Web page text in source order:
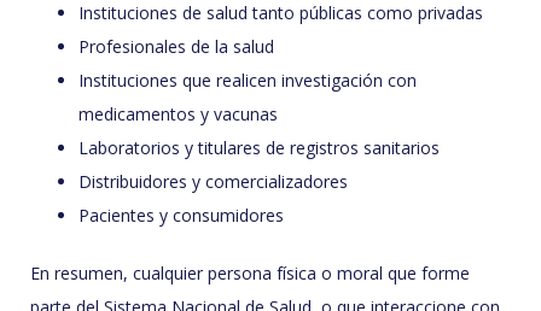
Instituciones de salud tanto públicas como privadas
Profesionales de la salud
Instituciones que realicen investigación con
medicamentos y vacunas
Laboratorios y titulares de registros sanitarios
Distribuidores y comercializadores
Pacientes y consumidores
En resumen, cualquier persona física o moral que forme